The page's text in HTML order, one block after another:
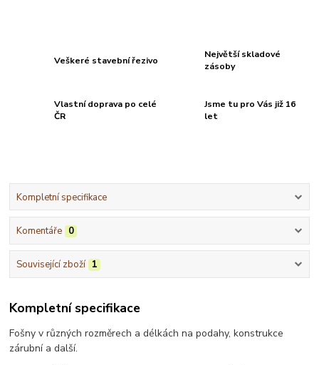
Veškeré stavební řezivo
Největší skladové
zásoby
Vlastní doprava po celé
ČR
Jsme tu pro Vás již 16
let
Kompletní specifikace
Komentáře 0
Související zboží 1
Kompletní specifikace
Fošny v různých rozměrech a délkách na podahy, konstrukce
zárubní a další.